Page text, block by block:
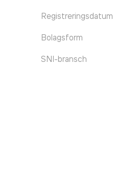
Registreringsdatum
Bolagsform
SNI-bransch